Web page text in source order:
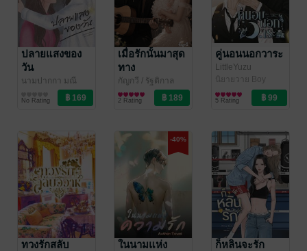
ปลายแสงของ
วัน
นามปากกา มณี
/ หัวหมึกจุ่มสี
ม่วง
Love/Yuri
No Rating
เมื่อรักนั้นมาสุด
ทาง
กัญกวี / รัฐติกาล
นิยายรัก
2 Rating
คู่นอนนอกวาระ
LittleYuzu
นิยายวาย Boy
Love / Yaoi
5 Rating
ทวงรักสลับ
-40%
ในนามแห่ง
ก็หลินจะรัก